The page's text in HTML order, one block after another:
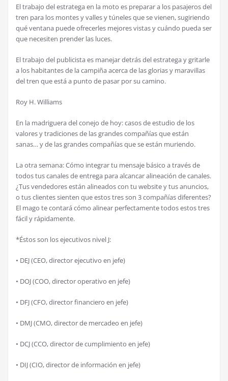
El trabajo del estratega en la moto es preparar a los pasajeros del
tren para los montes y valles y túneles que se vienen, sugiriendo
quéventana puede ofrecerles mejores vistas y cuándo pueda ser
que necesiten prender las luces.
El trabajo del publicista es manejar detrás del estratega y gritarle
a los habitantes de la campiña acerca de las glorias y maravillas
del tren que estáa punto de pasar por su camino.
Roy H. Williams
En la madriguera del conejo de hoy: casos de estudio de los
valores y tradiciones de las grandes compañías que están
sanas… y de las grandes compañías que se están muriendo.
La otra semana: Cómo integrar tu mensaje básico a través de
todos tus canales de entrega para alcancar alineación de canales.
¿Tus vendedores están alineados con tu website y tus anuncios,
o tus clientes sienten que estos tres son 3 compañías diferentes?
El mago te contarácómo alinear perfectamente todos estos tres
fácil y rápidamente.
*Éstos son los ejecutivos nivel J:
• DEJ (CEO, director ejecutivo en jefe)
• DOJ (COO, director operativo en jefe)
• DFJ (CFO, director financiero en jefe)
• DMJ (CMO, director de mercadeo en jefe)
• DCJ (CCO, director de cumplimiento en jefe)
• DIJ (CIO, director de información en jefe)